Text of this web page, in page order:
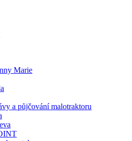
Marie
a půjčování ma­lo­trak­to­ru